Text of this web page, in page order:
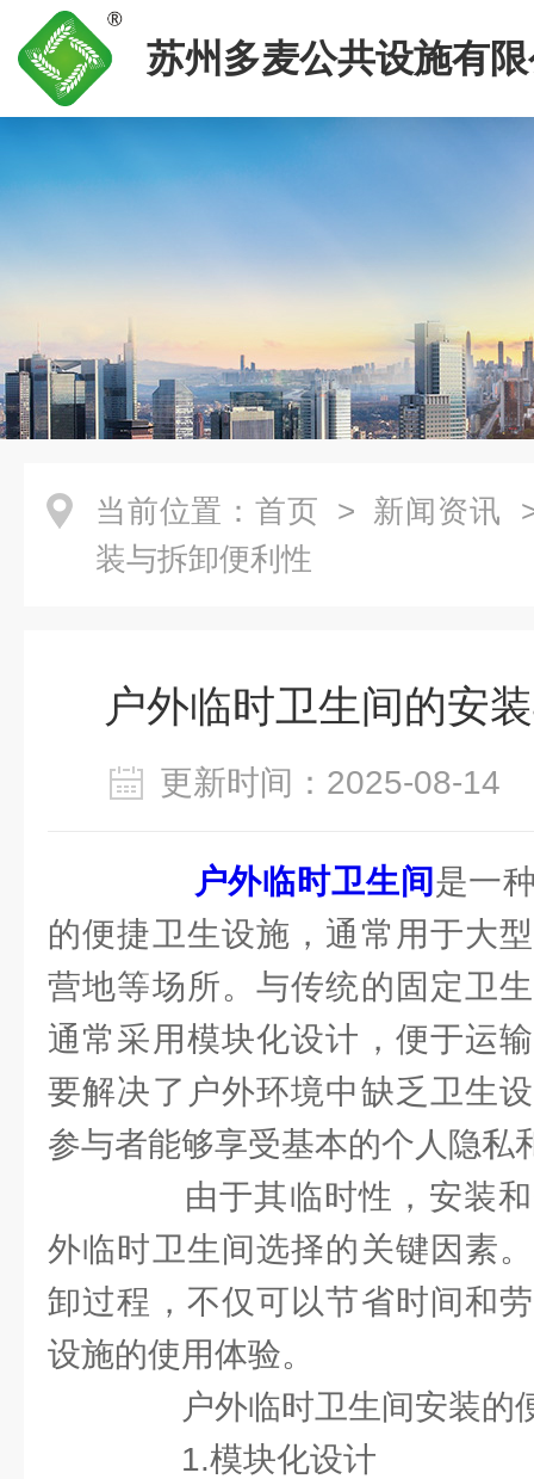
苏州多麦公共设施有
当前位置： 首页 > 新闻资讯
装与拆卸便利性
户外临时卫生间的安
更新时间：2025-08-
户外临时卫生间是一
的便捷卫生设施，通常用于大
营地等场所。与传统的固定卫
通常采用模块化设计，便于运
要解决了户外环境中缺乏卫生
参与者能够享受基本的个人隐私
由于其临时性，安装和
外临时卫生间选择的关键因素
卸过程，不仅可以节省时间和
设施的使用体验。
户外临时卫生间安装的
1.模块化设计